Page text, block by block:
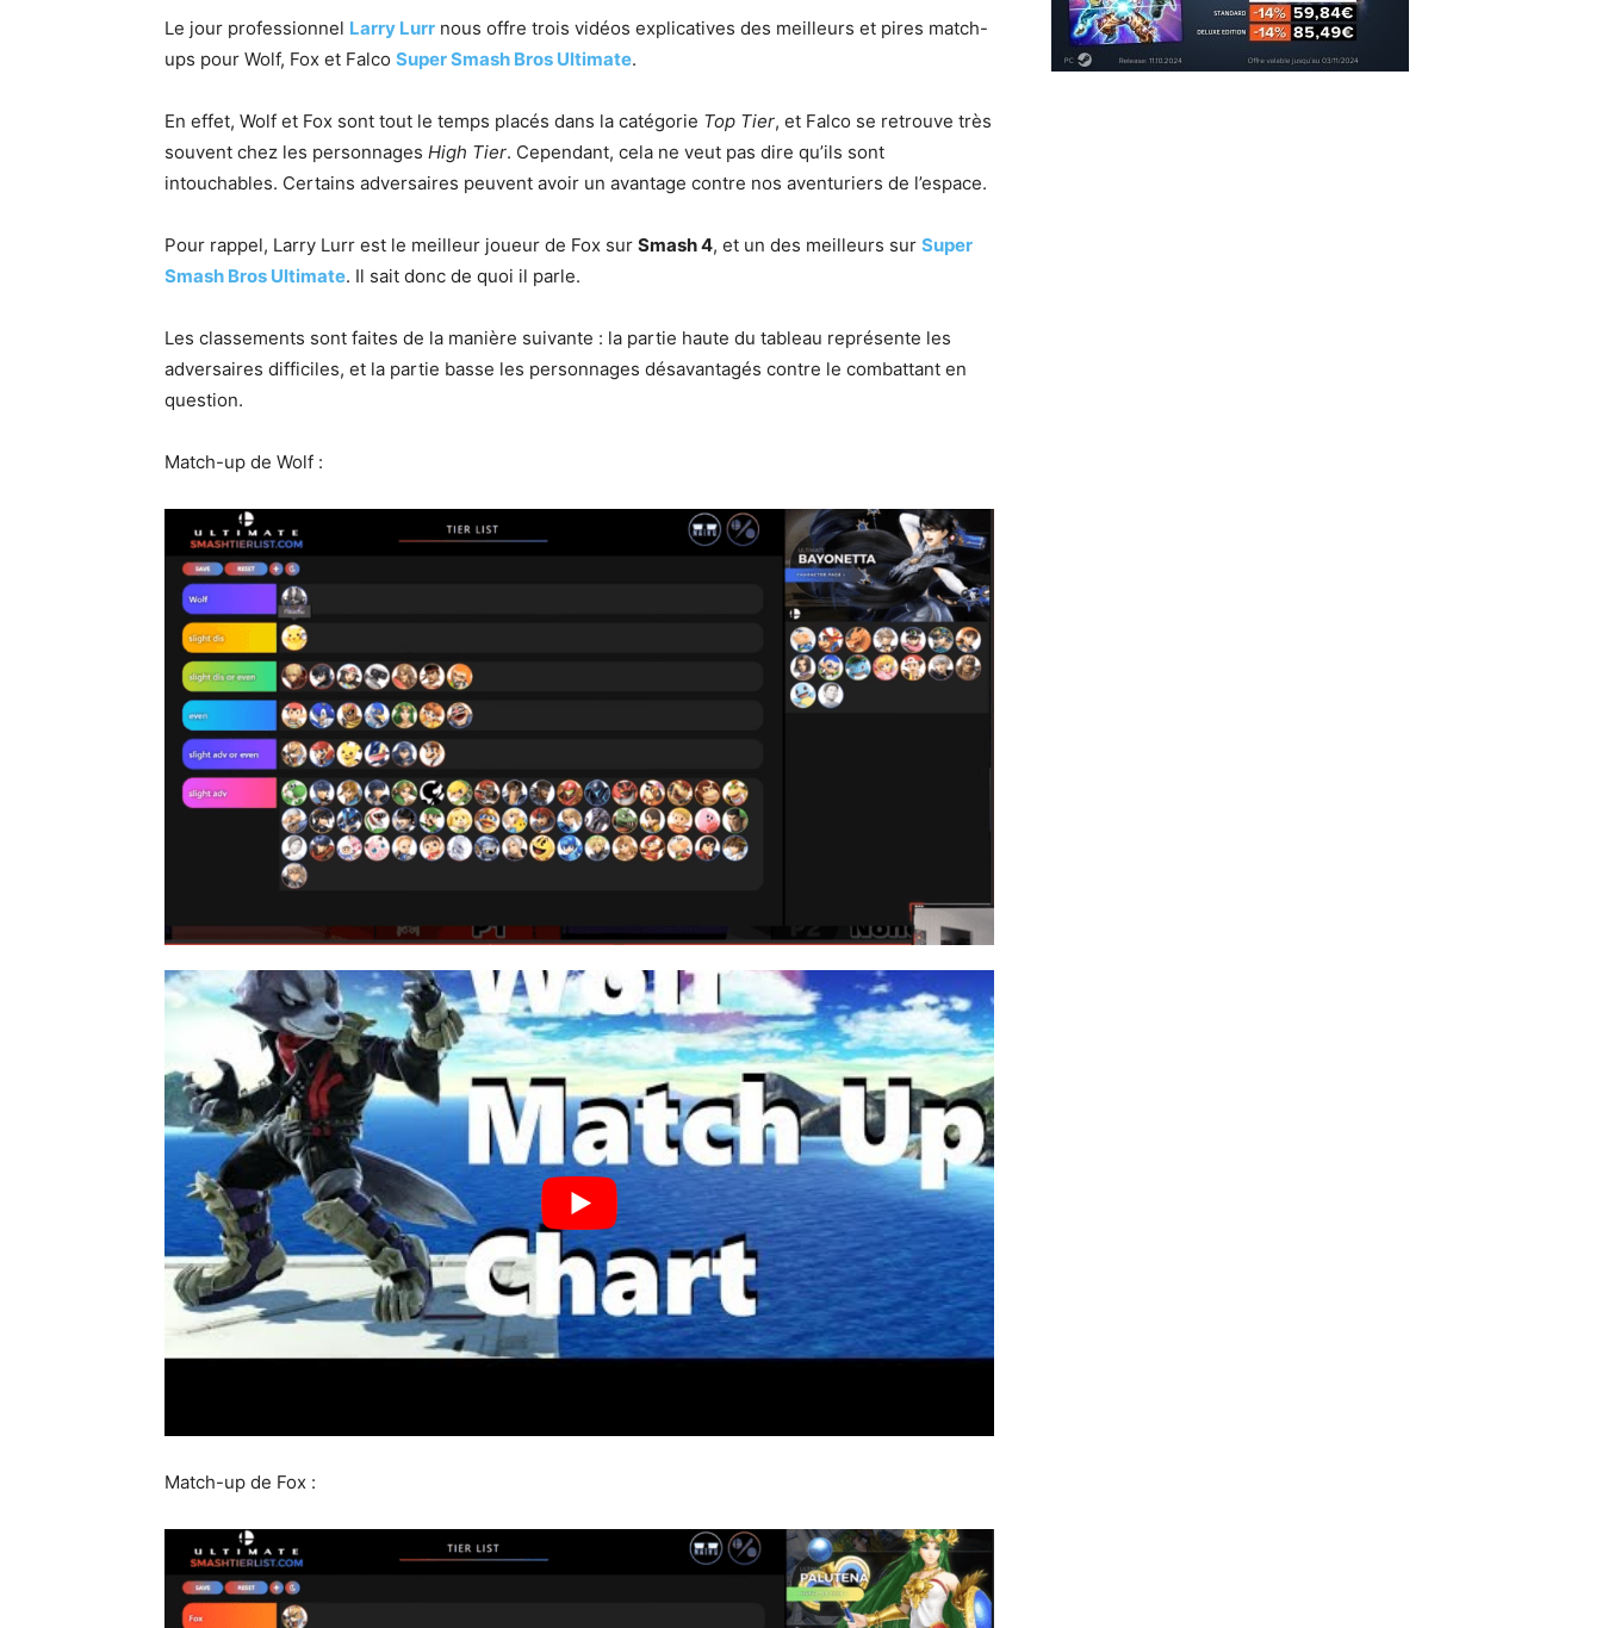
Le jour professionnel Larry Lurr nous offre trois vidéos explicatives des meilleurs et pires match-
ups pour Wolf, Fox et Falco Super Smash Bros Ultimate.
En effet, Wolf et Fox sont tout le temps placés dans la catégorie Top Tier, et Falco se retrouve très
souvent chez les personnages High Tier. Cependant, cela ne veut pas dire qu’ils sont
intouchables. Certains adversaires peuvent avoir un avantage contre nos aventuriers de l’espace.
Pour rappel, Larry Lurr est le meilleur joueur de Fox sur Smash 4, et un des meilleurs sur Super
Smash Bros Ultimate. Il sait donc de quoi il parle.
Les classements sont faites de la manière suivante : la partie haute du tableau représente les
adversaires difficiles, et la partie basse les personnages désavantagés contre le combattant en
question.
Match-up de Wolf :
Match-up de Fox :